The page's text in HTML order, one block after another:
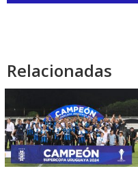
Relacionadas